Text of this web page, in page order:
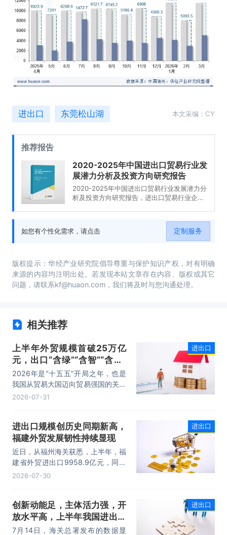
进出口 东莞松山湖 本文采编：CY
推荐报告
2020-2025年中国进出口贸易行业发
展潜力分析及投资方向研究报告
2020-2025年中国进出口贸易行业发展潜力分
析及投资方向研究报告，进出口贸易行业企业
国进出口贸易行业发展战略及规划建议。
如您有个性化需求，请点击 定制服务
版权提示：华经产业研究院倡导尊重与保护知识产权，对有明确
来源的内容均注明出处。若发现本站文章存在内容、版权或其它
问题，请联系kf@huaon.com，我们将及时与您沟通处理。
相关推荐
上半年外贸规模首破25万亿
元，出口“含绿”“含智”“含新”
量稳步攀升
2026年是“十五五”开局之年，也是
我国从贸易大国迈向贸易强国的关键
时期。上半年，我国进出口规模历史
品为代表的高附加值产品出口占比显
著提升，成为外贸提质增效的核心引
擎，为加快建设贸易强国注入了强劲
动力。
2026-07-31
进出口
进出口规模创历史同期新高，
福建外贸发展韧性持续显现
近日，从福州海关获悉，上半年，福
建省外贸进出口9958.9亿元，同比
增长8.2%。其中，出口5740.1亿
进口规模均创历史同期新高，外贸运
行呈现“稳中有进，进中提质”的良好
态势。
2026-07-30
进出口
创新动能足，主体活力强，开
放水平高，上半年我国进出口
规模首次突破25万亿元
7月14日，海关总署发布的数据显
进出口